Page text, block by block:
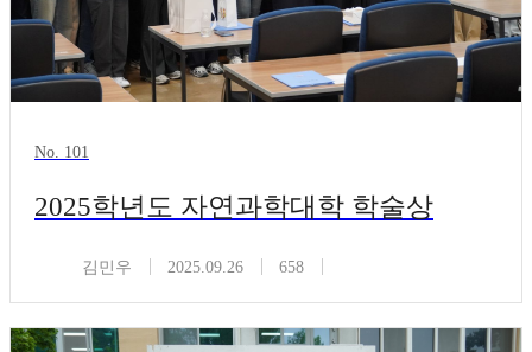
No. 101
2025학년도 자연과학대학 학술상
김민우 2025.09.26 658